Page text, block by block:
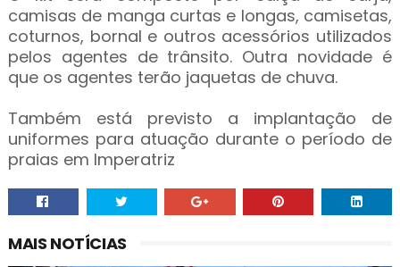
camisas de manga curtas e longas, camisetas,
coturnos, bornal e outros acessórios utilizados
pelos agentes de trânsito. Outra novidade é
que os agentes terão jaquetas de chuva.
Também está previsto a implantação de
uniformes para atuação durante o período de
praias em Imperatriz
MAIS NOTÍCIAS